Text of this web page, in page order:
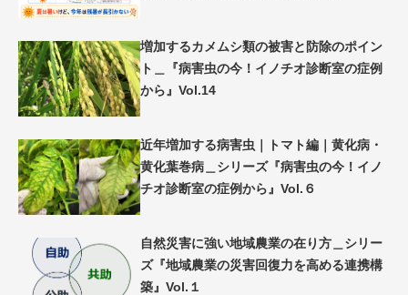
増加するカメムシ類の被害と防除のポイン
ト＿『病害虫の今！イノチオ診断室の症例
から』Vol.14
近年増加する病害虫｜トマト編｜黄化病・
黄化葉巻病＿シリーズ『病害虫の今！イノ
チオ診断室の症例から』Vol.６
自然災害に強い地域農業の在り方＿シリー
ズ『地域農業の災害回復力を高める連携構
築』Vol.１